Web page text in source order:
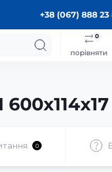
+38 (067) 888 23
порівняти
0
0